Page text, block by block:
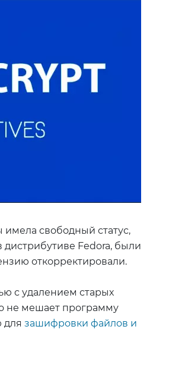
свободный статус,
дистрибутиве Fedora, были
откорректировали.
с удалением старых
не мешает программу
для зашифровки файлов и